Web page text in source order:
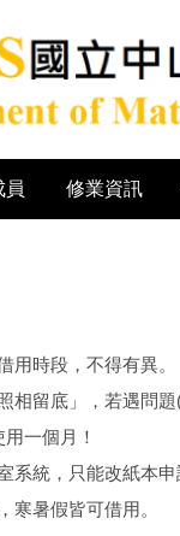
員 修業資訊
用時段，不得有異。
留底」，若遇問題
一個月！
系統，只能改紙本申
寒暑假皆可借用。